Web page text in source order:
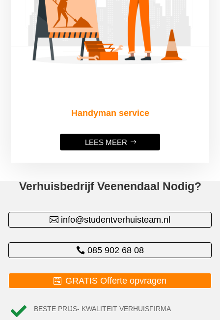
Handyman service
LEES MEER
Verhuisbedrijf Veenendaal Nodig?
info@studentverhuisteam.nl
085 902 68 08
GRATIS Offerte opvragen
 BESTE PRIJS- KWALITEIT VERHUISFIRMA